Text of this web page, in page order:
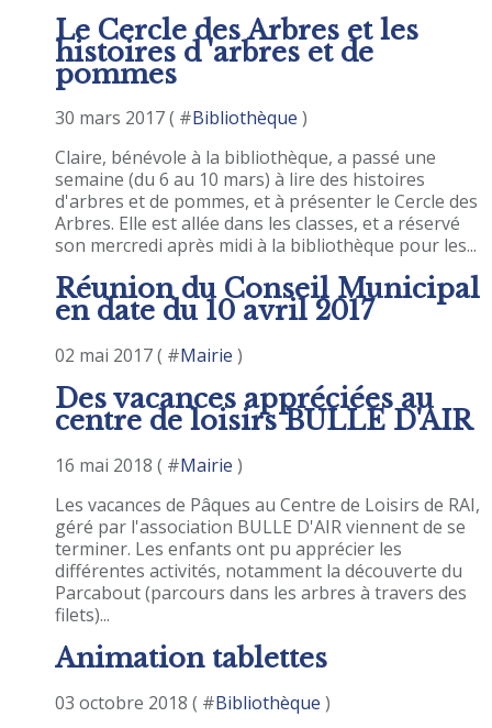
Le Cercle des Arbres et les
histoires d 'arbres et de
pommes
30 mars 2017 ( #Bibliothèque )
Claire, bénévole à la bibliothèque, a passé une
semaine (du 6 au 10 mars) à lire des histoires
d'arbres et de pommes, et à présenter le Cercle des
Arbres. Elle est allée dans les classes, et a réservé
son mercredi après midi à la bibliothèque pour les...
Réunion du Conseil Municipal
en date du 10 avril 2017
02 mai 2017 ( #Mairie )
Des vacances appréciées au
centre de loisirs BULLE D'AIR
16 mai 2018 ( #Mairie )
Les vacances de Pâques au Centre de Loisirs de RAI,
géré par l'association BULLE D'AIR viennent de se
terminer. Les enfants ont pu apprécier les
différentes activités, notamment la découverte du
Parcabout (parcours dans les arbres à travers des
filets)...
Animation tablettes
03 octobre 2018 ( #Bibliothèque )